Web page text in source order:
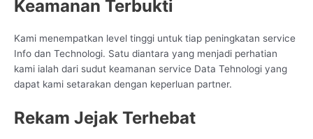
Keamanan Terbukti
Kami menempatkan level tinggi untuk tiap peningkatan service
Info dan Technologi. Satu diantara yang menjadi perhatian
kami ialah dari sudut keamanan service Data Tehnologi yang
dapat kami setarakan dengan keperluan partner.
Rekam Jejak Terhebat